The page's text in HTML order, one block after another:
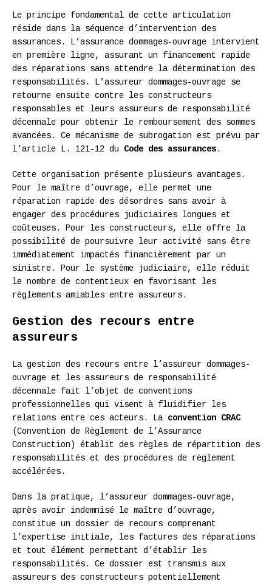
Le principe fondamental de cette articulation
réside dans la séquence d’intervention des
assurances. L’assurance dommages-ouvrage intervient
en première ligne, assurant un financement rapide
des réparations sans attendre la détermination des
responsabilités. L’assureur dommages-ouvrage se
retourne ensuite contre les constructeurs
responsables et leurs assureurs de responsabilité
décennale pour obtenir le remboursement des sommes
avancées. Ce mécanisme de subrogation est prévu par
l’article L. 121-12 du Code des assurances.
Cette organisation présente plusieurs avantages.
Pour le maître d’ouvrage, elle permet une
réparation rapide des désordres sans avoir à
engager des procédures judiciaires longues et
coûteuses. Pour les constructeurs, elle offre la
possibilité de poursuivre leur activité sans être
immédiatement impactés financièrement par un
sinistre. Pour le système judiciaire, elle réduit
le nombre de contentieux en favorisant les
règlements amiables entre assureurs.
Gestion des recours entre
assureurs
La gestion des recours entre l’assureur dommages-
ouvrage et les assureurs de responsabilité
décennale fait l’objet de conventions
professionnelles qui visent à fluidifier les
relations entre ces acteurs. La convention CRAC
(Convention de Règlement de l’Assurance
Construction) établit des règles de répartition des
responsabilités et des procédures de règlement
accélérées.
Dans la pratique, l’assureur dommages-ouvrage,
après avoir indemnisé le maître d’ouvrage,
constitue un dossier de recours comprenant
l’expertise initiale, les factures des réparations
et tout élément permettant d’établir les
responsabilités. Ce dossier est transmis aux
assureurs des constructeurs potentiellement